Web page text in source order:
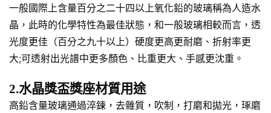
一般國際上含量百分之二十四以上氧化鉛的玻璃稱為人造水
晶，此時的化學特性為最佳狀態，和一般玻璃相較而言，透
光度更佳（百分之九十以上）硬度更高更耐磨、折射率更
大;可透射出光譜中更多顏色、比重更大、手感更沈重。
2.水晶獎盃獎座材質用途
高鉛含量玻璃通過淬鍊，去雜質，吹制，打磨和拋光，琢磨